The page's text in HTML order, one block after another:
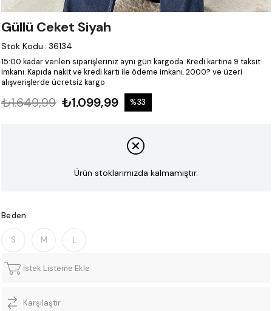
Güllü Ceket Siyah
Stok Kodu : 36134
15:00 kadar verilen siparişleriniz aynı gün kargoda.Kredi kartına 9 taksit
imkanı.Kapıda nakit ve kredi kartı ile ödeme imkanı.2000? ve üzeri
alışverişlerde ücretsiz kargo
₺1.649,99 ₺1.099,99 %33
Ürün stoklarımızda kalmamıştır.
Beden
S M L
İstek Listeme Ekle
Karşılaştır